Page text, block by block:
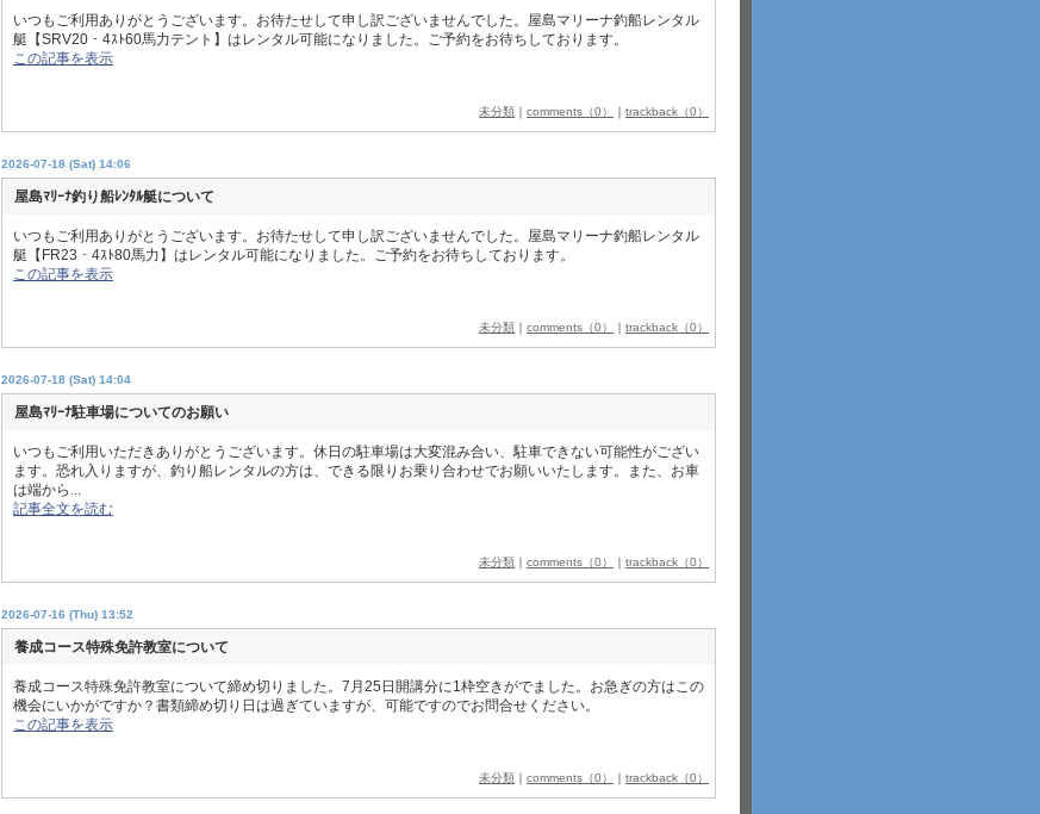
いつもご利用ありがとうございます。お待たせして申し訳ございませんでした。屋島マリーナ釣船レンタル
艇【SRV20・4ｽﾄ60馬力テント】はレンタル可能になりました。ご予約をお待ちしております。
この記事を表示
未分類 ｜ comments（0） ｜ trackback（0）
2026-07-18 (Sat) 14:06
屋島ﾏﾘｰﾅ釣り船ﾚﾝﾀﾙ艇について
いつもご利用ありがとうございます。お待たせして申し訳ございませんでした。屋島マリーナ釣船レンタル
艇【FR23・4ｽﾄ80馬力】はレンタル可能になりました。ご予約をお待ちしております。
この記事を表示
未分類 ｜ comments（0） ｜ trackback（0）
2026-07-18 (Sat) 14:04
屋島ﾏﾘｰﾅ駐車場についてのお願い
いつもご利用いただきありがとうございます。休日の駐車場は大変混み合い、駐車できない可能性がござい
ます。恐れ入りますが、釣り船レンタルの方は、できる限りお乗り合わせでお願いいたします。また、お車
は端から...
記事全文を読む
未分類 ｜ comments（0） ｜ trackback（0）
2026-07-16 (Thu) 13:52
養成コース特殊免許教室について
養成コース特殊免許教室について締め切りました。7月25日開講分に1枠空きがでました。お急ぎの方はこの
機会にいかがですか？書類締め切り日は過ぎていますが、可能ですのでお問合せください。
この記事を表示
未分類 ｜ comments（0） ｜ trackback（0）